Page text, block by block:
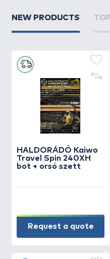
NEW PRODUCTS
HALDORÁDÓ Kaiwo
Travel Spin 240XH
bot + orsó szett
Request a quote